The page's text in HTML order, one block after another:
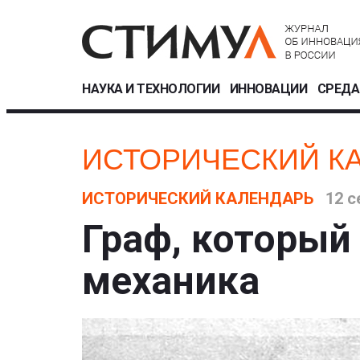
НАУКА И ТЕХНОЛОГИИ ИННОВАЦИИ СРЕДА
ИСТОРИЧЕСКИЙ
ИСТОРИЧЕСКИЙ КАЛЕНДАРЬ 12
Граф,
механика